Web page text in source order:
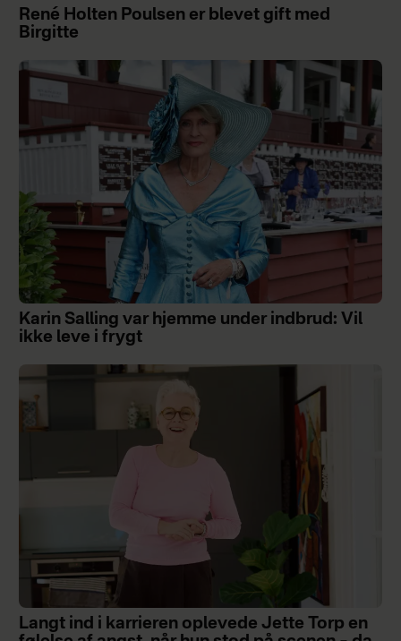
René Holten Poulsen er blevet gift med
Birgitte
Karin Salling var hjemme under indbrud: Vil
ikke leve i frygt
Langt ind i karrieren oplevede Jette Torp en